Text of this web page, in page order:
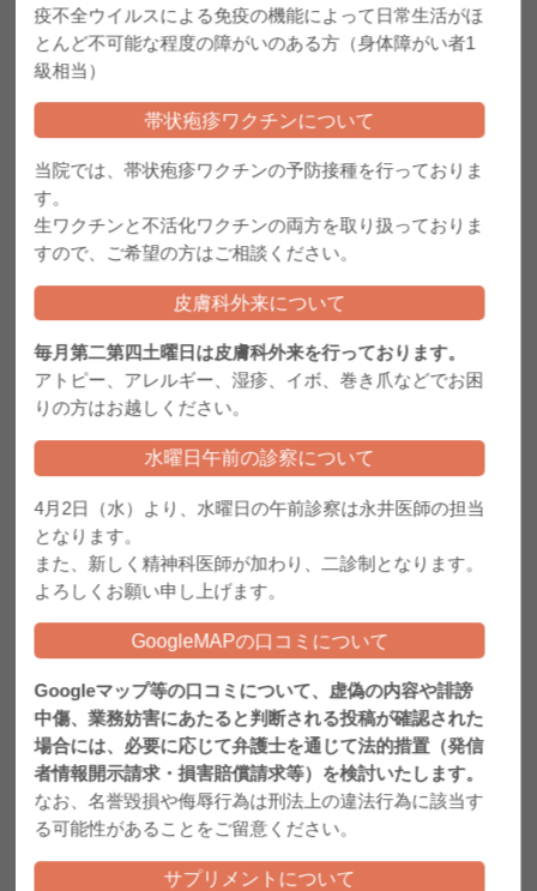
疫不全ウイルスによる免疫の機能によって日常生活がほ
とんど不可能な程度の障がいのある方（身体障がい者1
級相当）
帯状疱疹ワクチンについて
当院では、帯状疱疹ワクチンの予防接種を行っておりま
す。
生ワクチンと不活化ワクチンの両方を取り扱っておりま
すので、ご希望の方はご相談ください。
皮膚科外来について
毎月第二第四土曜日は皮膚科外来を行っております。
アトピー、アレルギー、湿疹、イボ、巻き爪などでお困
りの方はお越しください。
水曜日午前の診察について
4月2日（水）より、水曜日の午前診察は永井医師の担当
となります。
また、新しく精神科医師が加わり、二診制となります。
よろしくお願い申し上げます。
GoogleMAPの口コミについて
Googleマップ等の口コミについて、虚偽の内容や誹謗
中傷、業務妨害にあたると判断される投稿が確認された
場合には、必要に応じて弁護士を通じて法的措置（発信
者情報開示請求・損害賠償請求等）を検討いたします。
なお、名誉毀損や侮辱行為は刑法上の違法行為に該当す
る可能性があることをご留意ください。
サプリメントについて
2025.04.07
皮膚科外来について
2025.04.01
医療DX推進体制整備加算について
水曜日午前の診察について
2025.02.27
サプリメントについて
毎月 第２ 第４土曜日
担当医表の変更
2025.01.23
花粉症について
白玉点滴（予約制）
2024.10.09
火曜日・金曜日の診療について
2024.08.26
2024.04.01
火曜日午前診察開始のお知らせ
2024.03.26
総合内科専門医・呼吸器専門医の着任について
4月1日（月）より総合内科専門医・呼吸器専門医の外山医師が常勤で着任されま
す。
ご相談ください。